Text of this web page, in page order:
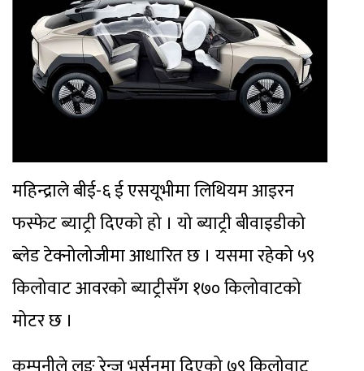
महिन्द्राले बीई-६ ई एसयूभीमा लिथियम आइरन
फस्फेट ब्याट्री दिएको हो । यो ब्याट्री बीवाइडीको
ब्लेड टेक्नोलोजीमा आधारित छ । यसमा रहेको ५९
किलोवाट आवरको ब्याट्रीसँग १७० किलोवाटको
मोटर छ ।